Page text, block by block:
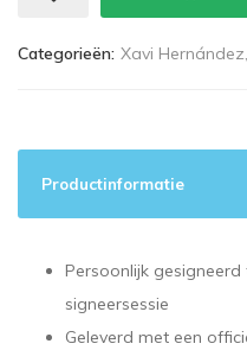
Categorieën: Xavi Hernández,
Productinformatie
Persoonlijk gesigneerd
signeersessie
Geleverd met een